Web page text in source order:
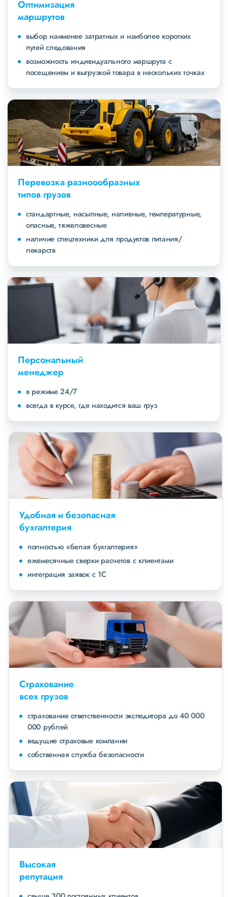
Оптимизация
маршрутов
выбор наименее затратных и наиболее коротких
путей следования
возможность индивидуального маршрута с
посещением и выгрузкой товара в нескольких точках
Перевозка разноообразных
типов грузов
стандартные, насыпные, наливные, температурные,
опасные, тяжеловесные
наличие спецтехники для продуктов питания/
лекарств
Персональный
менеджер
в режиме 24/7
всегда в курсе, где находится ваш груз
Удобная и безопасная
бухгалтерия
полностью «белая бухгалтерия»
ежемесячные сверки расчетов с клиентами
интеграция заявок с 1С
Страхование
всех грузов
страхование ответственности экспедитора до 40 000
000 рублей
ведущие страховые компании
собственная служба безопасности
Высокая
репутация